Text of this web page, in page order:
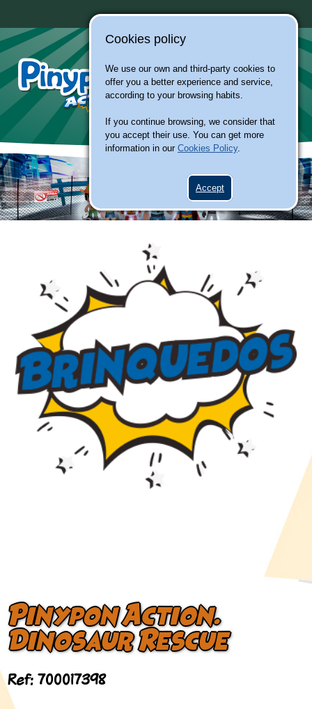
Cookies policy
We use our own and third-party cookies to
offer you a better experience and service,
according to your browsing habits.
If you continue browsing, we consider that
you accept their use. You can get more
information in our Cookies Policy.
Accept
Pinypon Action.
Dinosaur Rescue
Ref: 700017398